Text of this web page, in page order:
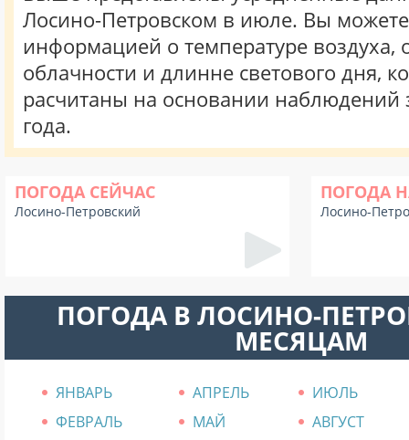
Лосино-Петровском в июле. Вы можете
информацией о температуре воздуха,
облачности и длинне светового дня,
расчитаны на основании наблюдений
года.
ПОГОДА СЕЙЧАС
Лосино-Петровский
ПОГОДА
Лосино-
ПОГОДА В ЛОСИНО-
МЕСЯЦАМ
ЯНВАРЬ АПРЕЛЬ
ИЮЛЬ
ФЕВРАЛЬ
МАЙ
АВГУСТ